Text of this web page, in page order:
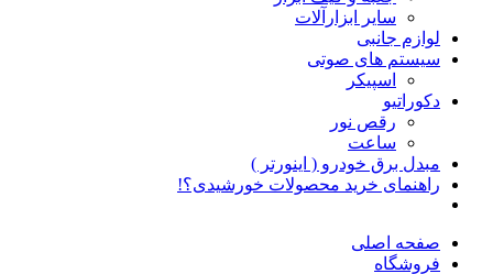
سایر ابزارآلات
لوازم جانبی
سیستم های صوتی
اسپیکر
دکوراتیو
رقص نور
ساعت
مبدل برق خودرو ( اینورتر )
راهنمای خرید محصولات خورشیدی؟!
صفحه اصلی
فروشگاه